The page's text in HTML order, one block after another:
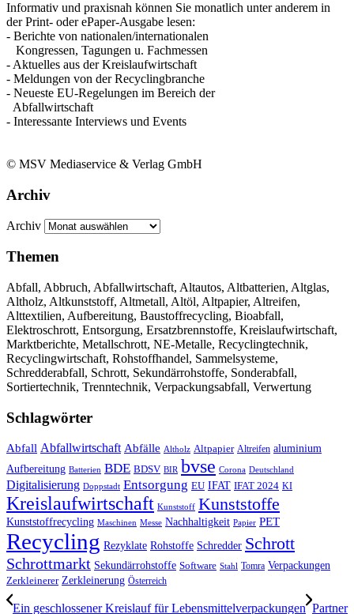
Informativ und praxisnah können Sie monatlich unter anderem in
der Print- oder ePaper-Ausgabe lesen:
- Berichte von nationalen/internationalen
Kongressen, Tagungen u. Fachmessen
- Aktuelles aus der Kreislaufwirtschaft
- Meldungen von der Recyclingbranche
- Neueste EU-Regelungen im Bereich der
Abfallwirtschaft
- Interessante Interviews und Events
© MSV Mediaservice & Verlag GmbH
Archiv
Archiv
Themen
Abfall, Abbruch, Abfallwirtschaft, Altautos, Altbatterien, Altglas,
Altholz, Altkunststoff, Altmetall, Altöl, Altpapier, Altreifen,
Alttextilien, Aufbereitung, Baustoffrecycling, Bioabfall,
Elektroschrott, Entsorgung, Ersatzbrennstoffe, Kreislaufwirtschaft,
Marktberichte, Metallschrott, NE-Metalle, Recyclingtechnik,
Recyclingwirtschaft, Rohstoffhandel, Sammelsysteme,
Schredderabfall, Schrott, Sekundärrohstoffe, Sonderabfall,
Sortiertechnik, Trenntechnik, Verpackungsabfall, Verwertung
Schlagwörter
Abfall Abfallwirtschaft Abfälle Altholz Altpapier Altreifen aluminium
Aufbereitung Batterien BDE BDSV BIR bvse Corona Deutschland
Digitalisierung Doppstadt Entsorgung EU IFAT IFAT 2024 KI
Kreislaufwirtschaft Kunststoff Kunststoffe
Kunststoffrecycling Maschinen Messe Nachhaltigkeit Papier PET
Recycling Rezyklate Rohstoffe Schredder Schrott
Schrottmarkt Sekundärrohstoffe Software Stahl Tomra Verpackungen
Zerkleinerer Zerkleinerung Österreich
Ein geschlossener Kreislauf für Lebensmittelverpackungen Partner